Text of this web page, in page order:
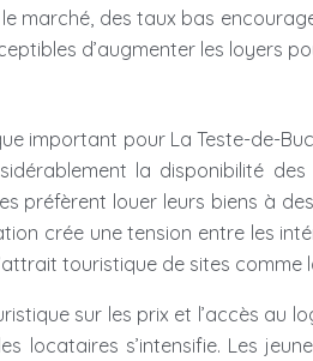
marché, des taux bas
d’augmenter les loyers
important pour La Teste-de-
la disponibilité
préfèrent louer leurs biens à
crée une tension entre les
touristique de sites comme
sur les prix et l’accès
locataires s’intensifie. Les